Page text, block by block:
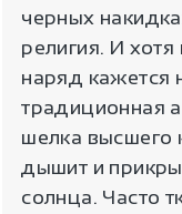
черных
религия. И
наряд кажется
традиционная
шелка высшего
дышит и
солнца. Часто